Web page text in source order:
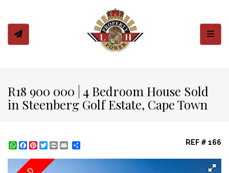
R18 900 000 | 4 Bedroom House Sold
in Steenberg Golf Estate, Cape Town
WhatsApp
Facebook
Pinterest
Twitter
Print REF # 166